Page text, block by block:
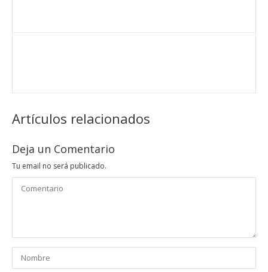
Artículos relacionados
Deja un Comentario
Tu email no será publicado.